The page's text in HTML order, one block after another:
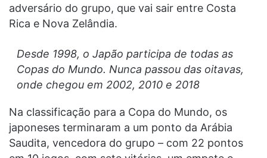
adversário do grupo, que vai sair entre Costa
Rica e Nova Zelândia.
Desde 1998, o Japão participa de todas as
Copas do Mundo. Nunca passou das oitavas,
onde chegou em 2002, 2010 e 2018
Na classificação para a Copa do Mundo, os
japoneses terminaram a um ponto da Arábia
Saudita, vencedora do grupo – com 22 pontos